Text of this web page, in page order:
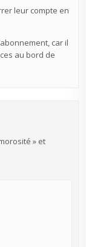
leur compte en
car il
au bord de
» et